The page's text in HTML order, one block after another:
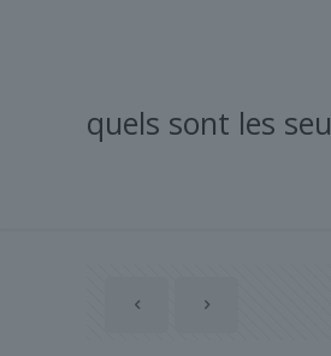
quels sont les